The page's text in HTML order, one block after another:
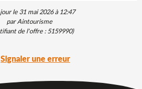
le 31 mai 2026 à 12:47
par Aintourisme
de l'offre :5159990)
Signaler une erreur